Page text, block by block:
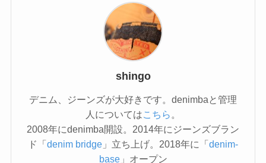
shingo
デニム、ジーンズが大好きです。denimbaと管理
人についてはこちら 。
2008年にdenimba開設。2014年にジーンズブラン
ド「denim bridge 」立ち上げ。2018年に「denim-
base」オープン